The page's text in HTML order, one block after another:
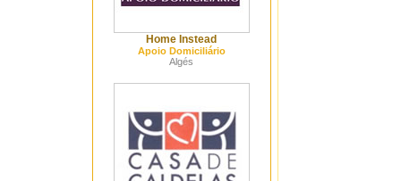
Home Instead
Apoio Domiciliário
Algés